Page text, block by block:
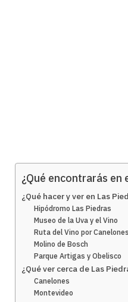
¿Qué encontrarás en
¿Qué hacer y ver en Las
Hipódromo Las Piedras
Museo de la Uva y el Vino
Ruta del Vino por Canelones
Molino de Bosch
Parque Artigas y Obelisco
¿Qué ver cerca de Las
Canelones
Montevideo